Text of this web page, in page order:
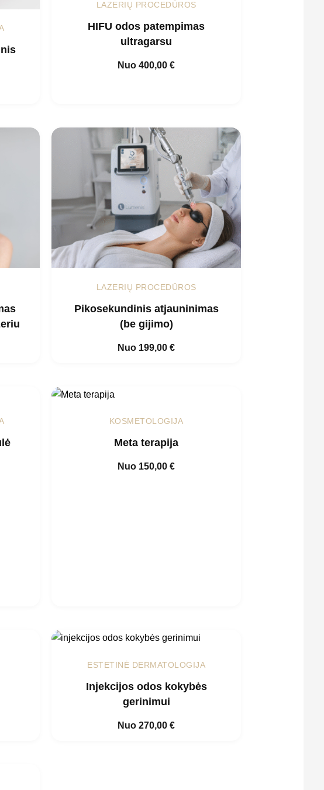
LAZERIŲ PROCEDŪROS
HIFU odos patempimas
ultragarsu
Nuo400,00€
LAZERIŲ PROCEDŪROS
Pikosekundinis atjauninimas
(be gijimo)
Nuo 199,00€
KOSMETOLOGIJA
Meta terapija
Nuo 150,00€
ESTETINĖ DERMATOLOGIJA
Injekcijos odos kokybės
gerinimui
Nuo270,00€